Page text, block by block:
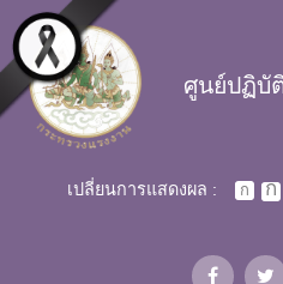
Skip to main content
ศูนย์ปฏิบั
เปลี่ยนการแสดงผล :